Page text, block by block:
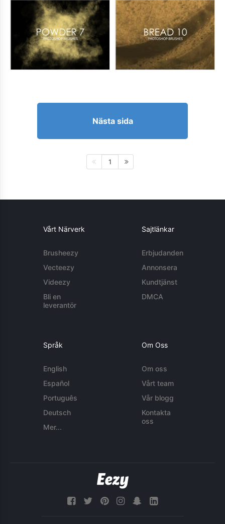
Nästa sida
1
Vårt Närverk
Brusheezy
Vecteezy
Videezy
Bli en
leverantör
Sajtlänkar
Erbjudanden
Annonsera
Kundtjänst
DMCA
Språk
English
Español
Português
Deutsch
Mer...
Om Oss
Om oss
Vårt team
Vår blogg
Kontakta
oss